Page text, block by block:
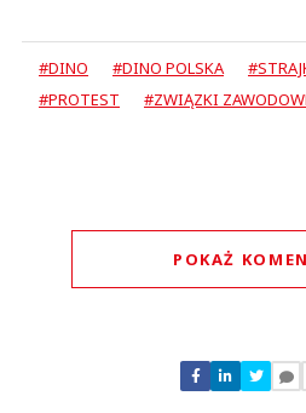
#DINO #DINO POLSKA
#PROTEST
#ZWIĄZKI
POKAŻ
Nie znaleziono
Zostaw swoje